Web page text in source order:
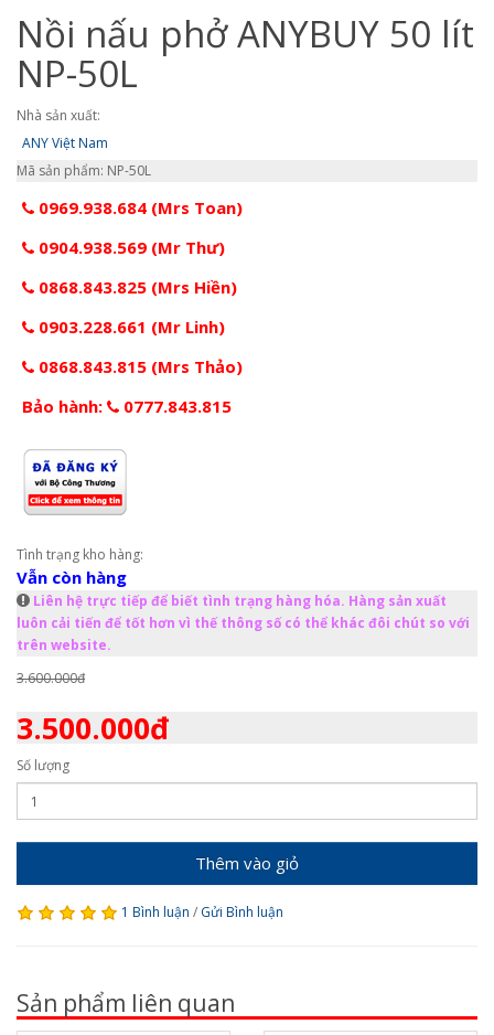
Nồi nấu phở ANYBUY 50 lít
NP-50L
Nhà sản xuất:
ANY Việt Nam
Mã sản phẩm: NP-50L
0969.938.684 (Mrs Toan)
0904.938.569 (Mr Thư)
0868.843.825 (Mrs Hiền)
0903.228.661 (Mr Linh)
0868.843.815 (Mrs Thảo)
Bảo hành:
0777.843.815
Tình trạng kho hàng:
Vẫn còn hàng
Liên hệ trực tiếp để biết tình trạng hàng hóa. Hàng sản xuất
luôn cải tiến để tốt hơn vì thế thông số có thể khác đôi chút so với
trên website.
3.600.000đ
3.500.000đ
Số lượng
Thêm vào giỏ
1 Bình luận / Gửi Bình luận
Sản phẩm liên quan